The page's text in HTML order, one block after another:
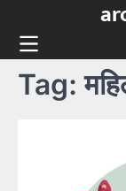
content
Tag: